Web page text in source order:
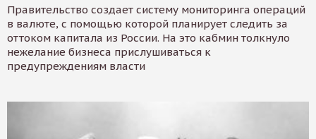
Правительство создает систему мониторинга операций
в валюте, с помощью которой планирует следить за
оттоком капитала из России. На это кабмин толкнуло
нежелание бизнеса прислушиваться к
предупреждениям власти